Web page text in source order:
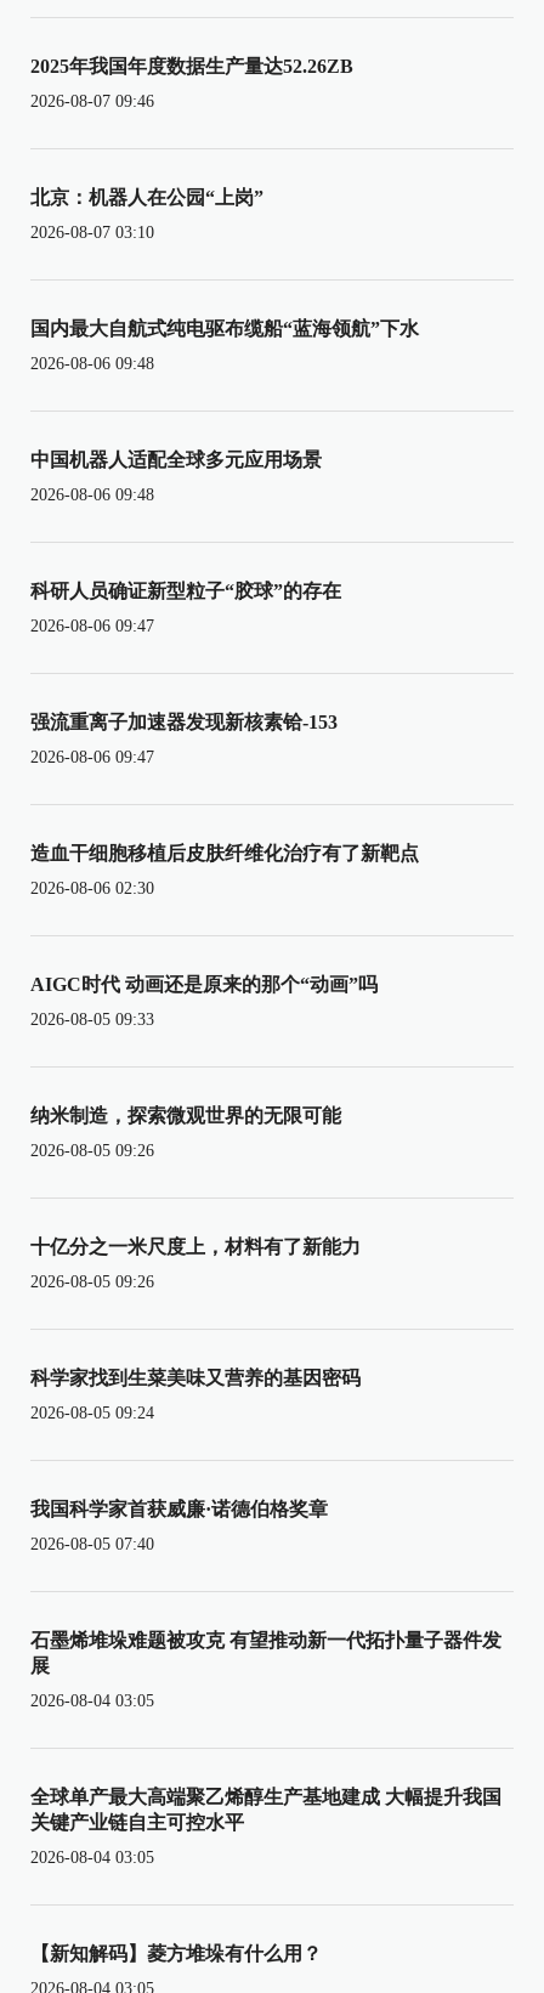
2025年我国年度数据生产量达52.26ZB
2026-08-07 09:46
北京：机器人在公园“上岗”
2026-08-07 03:10
国内最大自航式纯电驱布缆船“蓝海领航”下水
2026-08-06 09:48
中国机器人适配全球多元应用场景
2026-08-06 09:48
科研人员确证新型粒子“胶球”的存在
2026-08-06 09:47
强流重离子加速器发现新核素铪-153
2026-08-06 09:47
造血干细胞移植后皮肤纤维化治疗有了新靶点
2026-08-06 02:30
AIGC时代 动画还是原来的那个“动画”吗
2026-08-05 09:33
纳米制造，探索微观世界的无限可能
2026-08-05 09:26
十亿分之一米尺度上，材料有了新能力
2026-08-05 09:26
科学家找到生菜美味又营养的基因密码
2026-08-05 09:24
我国科学家首获威廉·诺德伯格奖章
2026-08-05 07:40
石墨烯堆垛难题被攻克 有望推动新一代拓扑量子器件发
展
2026-08-04 03:05
全球单产最大高端聚乙烯醇生产基地建成 大幅提升我国
关键产业链自主可控水平
2026-08-04 03:05
【新知解码】菱方堆垛有什么用？
2026-08-04 03:05